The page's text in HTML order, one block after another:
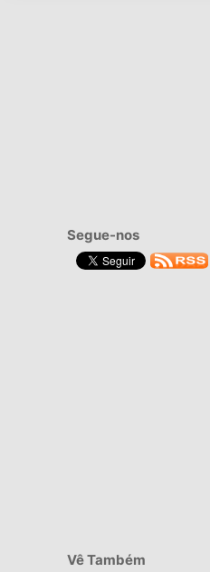
Segue-nos
Vê Também